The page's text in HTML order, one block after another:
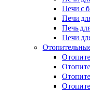
Печи с
Печи
Печь
Печи